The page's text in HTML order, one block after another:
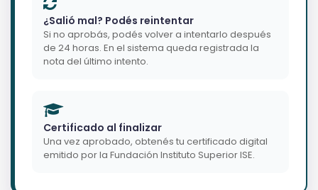
¿Salió mal? Podés reintentar
Si no aprobás, podés volver a intentarlo después
de 24 horas. En el sistema queda registrada la
nota del último intento.
Certificado al finalizar
Una vez aprobado, obtenés tu certificado digital
emitido por la Fundación Instituto Superior ISE.